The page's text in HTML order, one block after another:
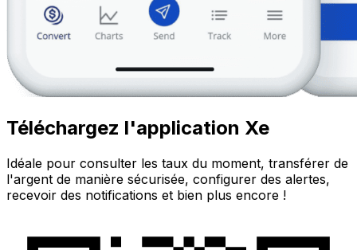
Téléchargez l'application Xe
Idéale pour consulter les taux du moment, transférer de
l'argent de manière sécurisée, configurer des alertes,
recevoir des notifications et bien plus encore !